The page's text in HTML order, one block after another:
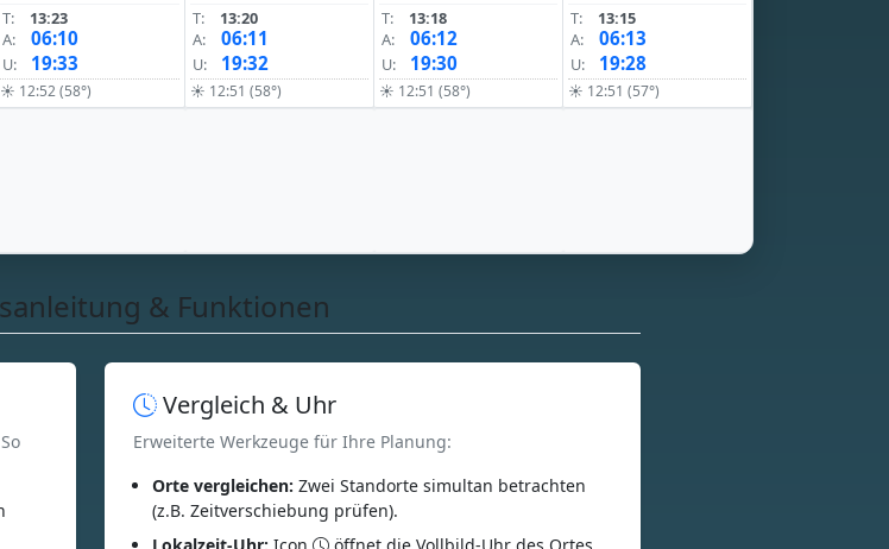
T:
13:23
A:
06:10
U: 19:33
☀ 12:52 (58°)
T:
13:20
A:
06:11
U: 19:32
☀ 12:51 (58°)
T:
13:18
A:
06:12
U: 19:30
☀ 12:51 (58°)
T:
13:15
A:
06:13
U: 19:28
☀ 12:51 (57°)
& Funktionen
Vergleich & Uhr
Erweiterte Werkzeuge für Ihre Planung:
Orte vergleichen: Zwei Standorte simultan betrachten
(z.B. Zeitverschiebung prüfen).